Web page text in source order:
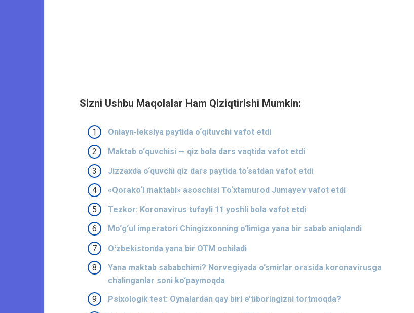
Sizni Ushbu Maqolalar Ham Qiziqtirishi Mumkin:
Onlayn-leksiya paytida o‘qituvchi vafot etdi
Maktab o‘quvchisi — qiz bola dars vaqtida vafot etdi
Jizzaxda o‘quvchi qiz dars paytida to‘satdan vafot etdi
​​«Qorako‘l maktabi» asoschisi To‘xtamurod Jumayev vafot etdi
Tezkor: Koronavirus tufayli 11 yoshli bola vafot etdi
Mo‘g‘ul imperatori Chingizxonning o‘limiga yana bir sabab aniqlandi
Oʻzbekistonda yana bir OTM ochiladi
Yana maktab sababchimi? Norvegiyada o‘smirlar orasida koronavirusga
chalinganlar soni ko‘paymoqda
Psixologik test: Oynalardan qay biri e’tiboringizni tortmoqda?